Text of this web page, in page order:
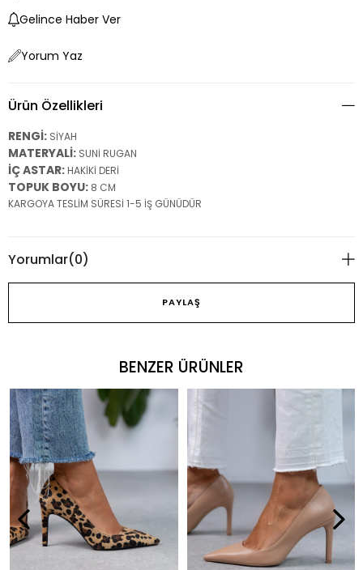
Gelince Haber Ver
Yorum Yaz
Ürün Özellikleri
RENGİ: SİYAH
MATERYALİ: SUNİ RUGAN
İÇ ASTAR: HAKİKİ DERİ
TOPUK BOYU: 8 CM
KARGOYA TESLİM SÜRESİ 1-5 İŞ GÜNÜDÜR
Yorumlar(0)
PAYLAŞ
BENZER ÜRÜNLER